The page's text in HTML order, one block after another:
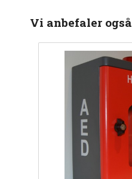
Vi anbefaler også